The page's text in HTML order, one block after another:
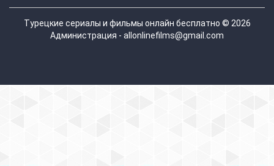
Турецкие сериалы и фильмы онлайн бесплатно © 2026
Администрация - allonlinefilms@gmail.com